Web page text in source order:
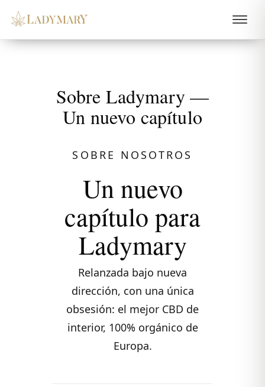
Sobre Ladymary —
Un nuevo capítulo
SOBRE NOSOTROS
Un nuevo
capítulo para
Ladymary
Relanzada bajo nueva
dirección, con una única
obsesión: el mejor CBD de
interior, 100% orgánico de
Europa.